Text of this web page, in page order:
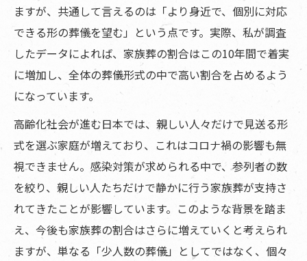
ますが、共通して言えるのは「より身近で、個別に対応
できる形の葬儀を望む」という点です。実際、私が調査
したデータによれば、家族葬の割合はこの10年間で着実
に増加し、全体の葬儀形式の中で高い割合を占めるよう
になっています。
高齢化社会が進む日本では、親しい人々だけで見送る形
式を選ぶ家庭が増えており、これはコロナ禍の影響も無
視できません。感染対策が求められる中で、参列者の数
を絞り、親しい人たちだけで静かに行う家族葬が支持さ
れてきたことが影響しています。このような背景を踏ま
え、今後も家族葬の割合はさらに増えていくと考えられ
ますが、単なる「少人数の葬儀」としてではなく、個々